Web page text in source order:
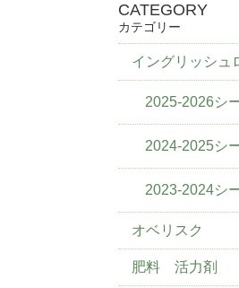
CATEGORY
カテゴリー
イングリッシュ
2025-2026シ
2024-2025シ
2023-2024シ
オベリスク
肥料 活力剤